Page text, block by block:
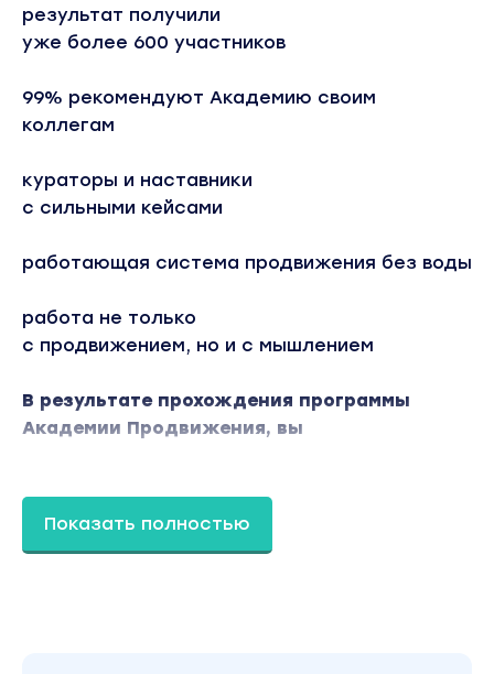
результат получили
уже более 600 участников
99% рекомендуют Академию своим
коллегам
кураторы и наставники
с сильными кейсами
работающая система продвижения без воды
работа не только
с продвижением, но и с мышлением
В результате прохождения программы
Академии Продвижения, вы
Показать полностью